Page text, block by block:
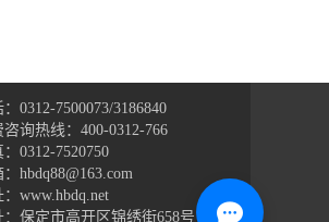
：0312-7500073/3186840
咨询热线：400-0312-766
0312-7520750
：hbdq88@163.com
：www.hbdq.net
：保定市高开区锦绣街658号